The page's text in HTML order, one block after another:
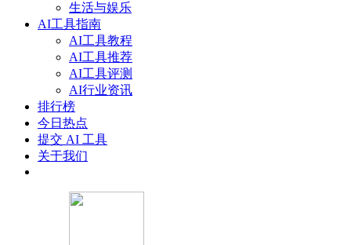
生活与娱乐
AI工具指南
AI工具教程
AI工具推荐
AI工具评测
AI行业资讯
排行榜
今日热点
提交 AI 工具
关于我们